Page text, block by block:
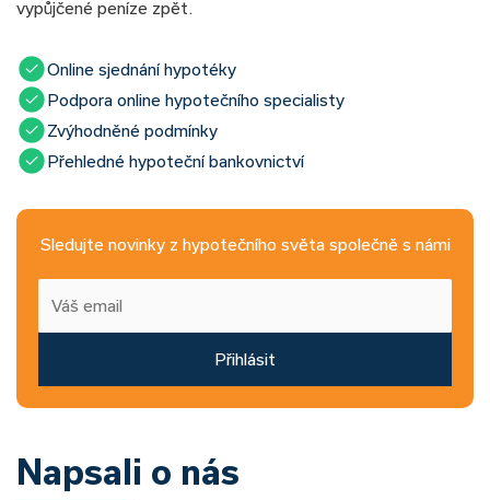
vypůjčené peníze zpět.
Online sjednání hypotéky
Podpora online hypotečního specialisty
Zvýhodněné podmínky
Přehledné hypoteční bankovnictví
Sledujte novinky z hypotečního světa společně s námi
Přihlásit
Napsali o nás